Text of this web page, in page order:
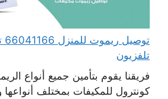
تلفزيون
فريقنا يقوم بتأمين جميع أنواع
كونترول للمكيفات بمختلف